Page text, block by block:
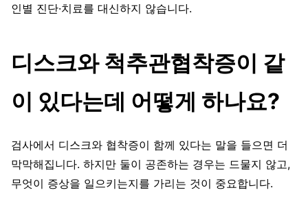
인별 진단·치료를 대신하지 않습니다.
디스크와 척추관협착증이 같
이 있다는데 어떻게 하나요?
검사에서 디스크와 협착증이 함께 있다는 말을 들으면 더
막막해집니다. 하지만 둘이 공존하는 경우는 드물지 않고,
무엇이 증상을 일으키는지를 가리는 것이 중요합니다.